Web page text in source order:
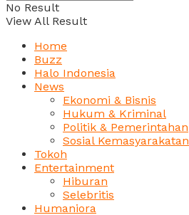
No Result
View All Result
Home
Buzz
Halo Indonesia
News
Ekonomi & Bisnis
Hukum & Kriminal
Politik & Pemerintahan
Sosial Kemasyarakatan
Tokoh
Entertainment
Hiburan
Selebritis
Humaniora